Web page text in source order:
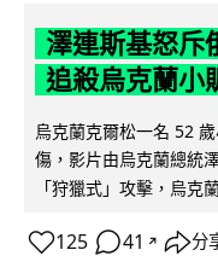
澤連斯基怒斥
追殺烏克蘭小
烏克蘭克爾松一名 52
傷，影片由烏克蘭總統
「狩獵式」攻擊，烏克
125 41 ↗ 分